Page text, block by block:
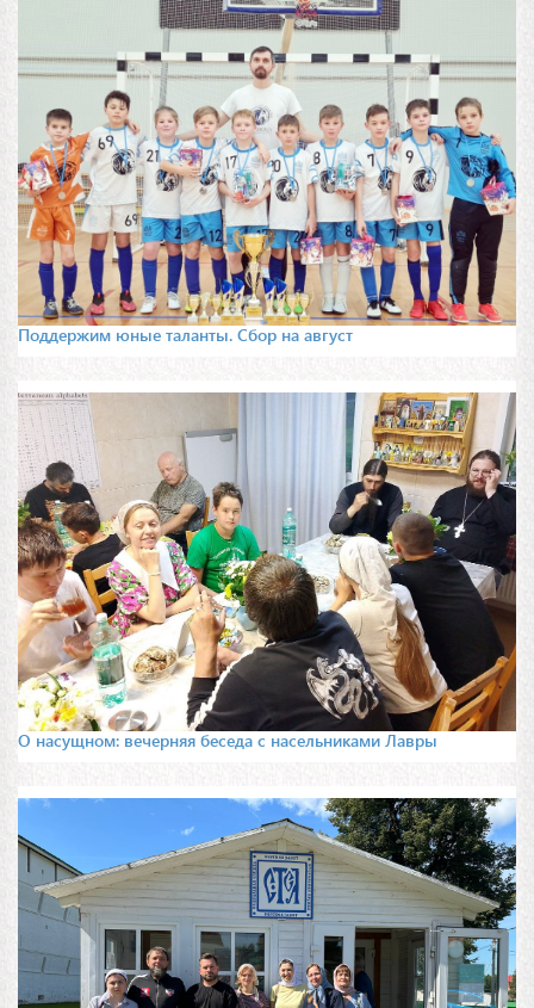
Поддержим юные таланты. Сбор на август
О насущном: вечерняя беседа с насельниками Лавры